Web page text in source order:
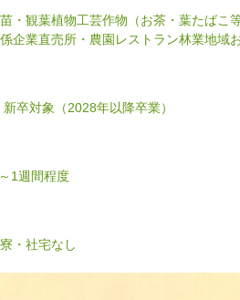
・観葉植物工芸作物（お茶・葉たばこ等
企業直売所・農園レストラン林業地域
新卒対象（2028年以降卒業）
1週間程度
寮・社宅なし